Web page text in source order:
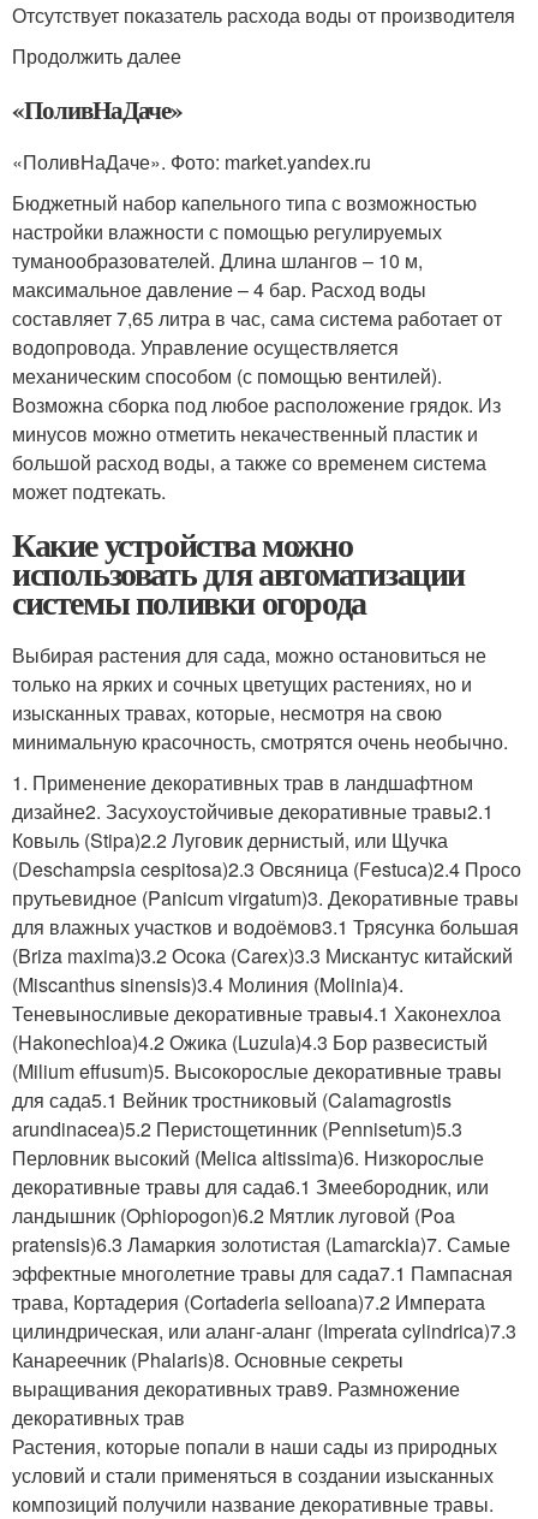
Отсутствует показатель расхода воды от производителя
Продолжить далее
«ПоливНаДаче»
«ПоливНаДаче». Фото: market.yandex.ru
Бюджетный набор капельного типа с возможностью
настройки влажности с помощью регулируемых
туманообразователей. Длина шлангов – 10 м,
максимальное давление – 4 бар. Расход воды
составляет 7,65 литра в час, сама система работает от
водопровода. Управление осуществляется
механическим способом (с помощью вентилей).
Возможна сборка под любое расположение грядок. Из
минусов можно отметить некачественный пластик и
большой расход воды, а также со временем система
может подтекать.
Какие устройства можно
использовать для автоматизации
системы поливки огорода
Выбирая растения для сада, можно остановиться не
только на ярких и сочных цветущих растениях, но и
изысканных травах, которые, несмотря на свою
минимальную красочность, смотрятся очень необычно.
1. Применение декоративных трав в ландшафтном
дизайне2. Засухоустойчивые декоративные травы2.1
Ковыль (Stipa)2.2 Луговик дернистый, или Щучка
(Deschampsia cespitosa)2.3 Овсяница (Festuca)2.4 Просо
прутьевидное (Panicum virgatum)3. Декоративные травы
для влажных участков и водоёмов3.1 Трясунка большая
(Briza maxima)3.2 Осока (Carex)3.3 Мискантус китайский
(Miscanthus sinensis)3.4 Молиния (Molinia)4.
Теневыносливые декоративные травы4.1 Хаконехлоа
(Hakonechloa)4.2 Ожика (Luzula)4.3 Бор развесистый
(Milium effusum)5. Высокорослые декоративные травы
для сада5.1 Вейник тростниковый (Calamagrostis
arundinacea)5.2 Перистощетинник (Pennisetum)5.3
Перловник высокий (Melica altissima)6. Низкорослые
декоративные травы для сада6.1 Змеебородник, или
ландышник (Ophiopogon)6.2 Мятлик луговой (Poa
pratensis)6.3 Ламаркия золотистая (Lamarckia)7. Самые
эффектные многолетние травы для сада7.1 Пампасная
трава, Кортадерия (Cortaderia selloana)7.2 Императа
цилиндрическая, или аланг-аланг (Imperata cylindrica)7.3
Канареечник (Phalaris)8. Основные секреты
выращивания декоративных трав9. Размножение
декоративных трав
Растения, которые попали в наши сады из природных
условий и стали применяться в создании изысканных
композиций получили название декоративные травы.